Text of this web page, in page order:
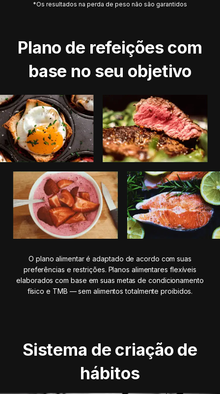
*Os resultados na perda de peso não são garantidos
Plano de refeições com
base no seu objetivo
O plano alimentar é adaptado de acordo com suas
preferências e restrições. Planos alimentares flexíveis
elaborados com base em suas metas de condicionamento
físico e TMB — sem alimentos totalmente proibidos.
Sistema de criação de
hábitos